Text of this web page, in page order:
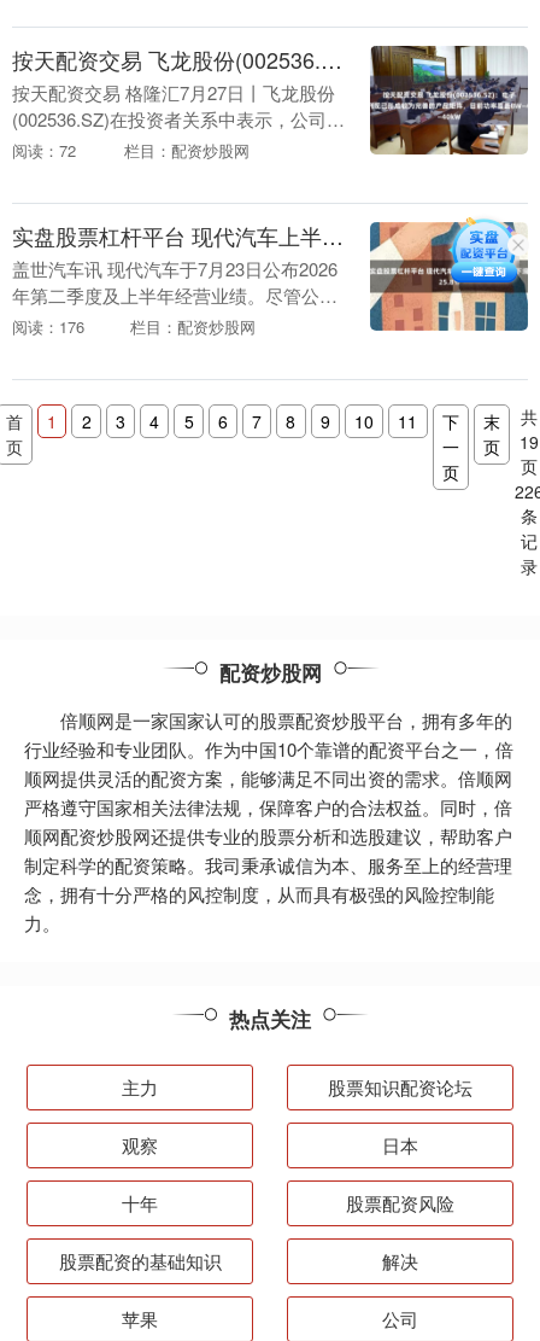
更高，办理离境退....
按天配资交易 飞龙股份(002536.SZ)：电子泵系列现已形成较为完善的产品矩阵，目前功率覆盖8W—40kW
按天配资交易 格隆汇7月27日丨飞龙股份
(002536.SZ)在投资者关系中表示，公司电
子泵系列现已形成较为完善的产品矩阵，
阅读：72 栏目：配资炒股网
实盘股票杠杆平台 现代汽车上半年营业利润同比下滑25.8%
盖世汽车讯 现代汽车于7月23日公布2026
年第二季度及上半年经营业绩。尽管公司
实现历史最高季度和上半年营收，但盈利
季度合....
阅读：176 栏目：配资炒股网
首
页
1 2 3 4 5 6 7 8 9 10 11
下
一
页
末
页
共
19
页
条
记
录
配资炒股网
倍顺网是一家国家认可的股票配资炒股平台，拥有多年的
行业经验和专业团队。作为中国10个靠谱的配资平台之一，倍
顺网提供灵活的配资方案，能够满足不同出资的需求。倍顺网
严格遵守国家相关法律法规，保障客户的合法权益。同时，倍
顺网配资炒股网还提供专业的股票分析和选股建议，帮助客户
制定科学的配资策略。我司秉承诚信为本、服务至上的经营理
念，拥有十分严格的风控制度，从而具有极强的风险控制能
力。
热点关注
主力 股票知识配资论坛
观察 日本
十年 股票配资风险
股票配资的基础知识 解决
苹果 公司